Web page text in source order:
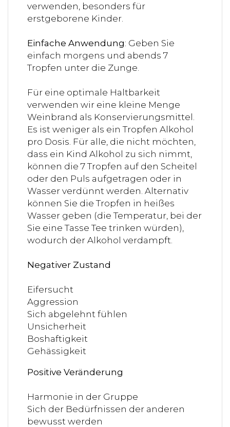
verwenden, besonders für
erstgeborene Kinder.
Einfache Anwendung: Geben Sie
einfach morgens und abends 7
Tropfen unter die Zunge.
Für eine optimale Haltbarkeit
verwenden wir eine kleine Menge
Weinbrand als Konservierungsmittel.
Es ist weniger als ein Tropfen Alkohol
pro Dosis. Für alle, die nicht möchten,
dass ein Kind Alkohol zu sich nimmt,
können die 7 Tropfen auf den Scheitel
oder den Puls aufgetragen oder in
Wasser verdünnt werden. Alternativ
können Sie die Tropfen in heißes
Wasser geben (die Temperatur, bei der
Sie eine Tasse Tee trinken würden),
wodurch der Alkohol verdampft.
Negativer Zustand
Eifersucht
Aggression
Sich abgelehnt fühlen
Unsicherheit
Boshaftigkeit
Gehässigkeit
Positive Veränderung
Harmonie in der Gruppe
Sich der Bedürfnissen der anderen
bewusst werden